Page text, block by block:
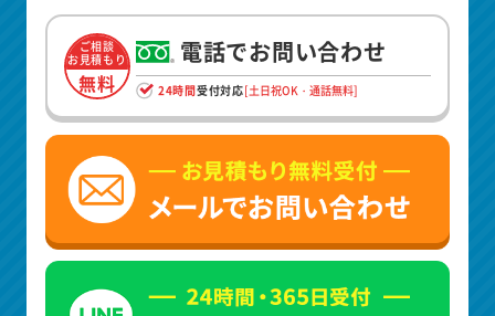
ご相談
お見積もり
無料
電話でお問い合わせ
24時間受付対応[土日祝OK・通話無料]